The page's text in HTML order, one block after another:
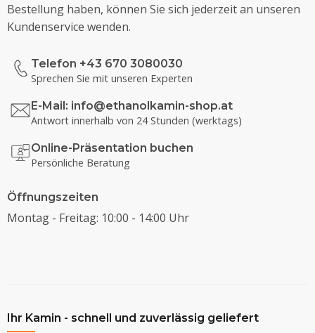
Bestellung haben, können Sie sich jederzeit an unseren
Kundenservice wenden.
Telefon +43 670 3080030
Sprechen Sie mit unseren Experten
E-Mail: info@ethanolkamin-shop.at
Antwort innerhalb von 24 Stunden (werktags)
Online-Präsentation buchen
Persönliche Beratung
Öffnungszeiten
Montag - Freitag: 10:00 - 14:00 Uhr
Ihr Kamin - schnell und zuverlässig geliefert